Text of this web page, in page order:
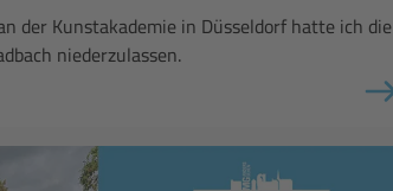
der Kunstakademie in Düsseldorf hatte ich die
niederzulassen.